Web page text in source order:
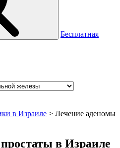
Бесплатная
в Израиле > Лечение аденомы
в Израиле